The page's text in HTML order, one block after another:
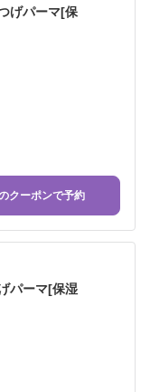
げパーマ[保
クーポンで予約
パーマ[保湿